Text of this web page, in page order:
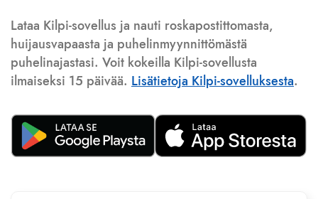
Lataa Kilpi-sovellus ja nauti roskapostittomasta,
huijausvapaasta ja puhelinmyynnittömästä
puhelinajastasi. Voit kokeilla Kilpi-sovellusta
ilmaiseksi 15 päivää. Lisätietoja Kilpi-sovelluksesta.